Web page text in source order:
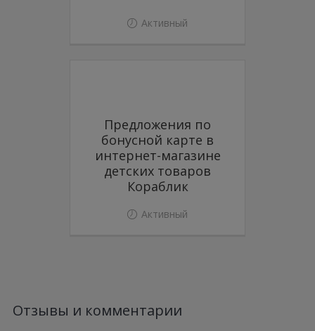
Активный
Предложения по
бонусной карте в
интернет-магазине
детских товаров
Кораблик
Активный
Отзывы и комментарии